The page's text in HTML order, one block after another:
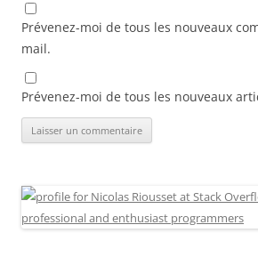
Prévenez-moi de tous les nouveaux
mail.
Prévenez-moi de tous les nouveaux